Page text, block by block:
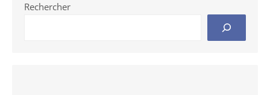
Rechercher